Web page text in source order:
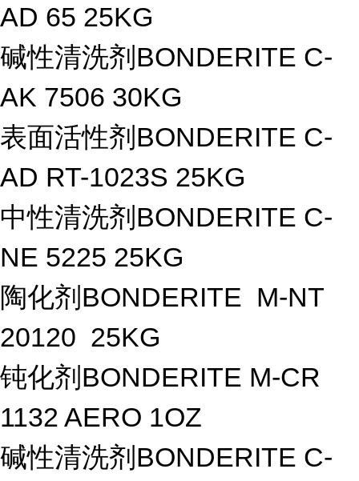
AD 65 25KG
碱性清洗剂BONDERITE C-
AK 7506 30KG
表面活性剂BONDERITE C-
AD RT-1023S 25KG
中性清洗剂BONDERITE C-
NE 5225 25KG
陶化剂BONDERITE M-NT
20120 25KG
钝化剂BONDERITE M-CR
1132 AERO 1OZ
碱性清洗剂BONDERITE C-